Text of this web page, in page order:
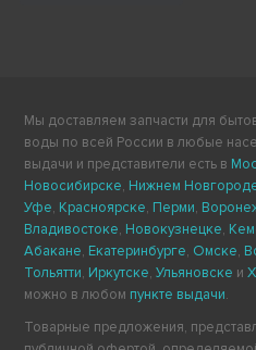
Мы доставляем запчасти для
воды по всей России в любые
выдачи и представители есть в
Новосибирске, Нижнем
Уфе, Красноярске, Перми,
Владивостоке, Новокузнецке,
Абакане, Екатеринбурге, Омске,
Тольятти, Иркутске,Ульяновске и
можно в любом пункте выдачи.
Товарные предложения,